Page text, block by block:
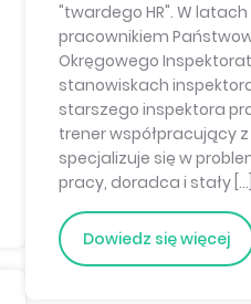
"twardego HR". W latach
pracownikiem
Okręgowego
stanowiskach
starszego inspektora
trener współpracujący
specjalizuje się w
pracy, doradca i stały […]
Dowiedz się więcej